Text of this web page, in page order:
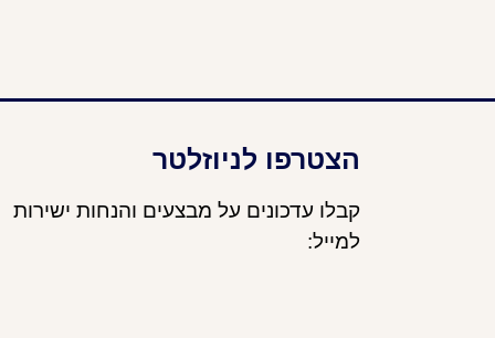
הצטרפו לניוזלטר
קבלו עדכונים על מבצעים והנחות ישירות
למייל: